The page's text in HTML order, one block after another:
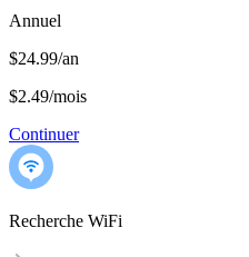
Annuel
$24.99/an
$2.49/mois
Continuer
Recherche WiFi